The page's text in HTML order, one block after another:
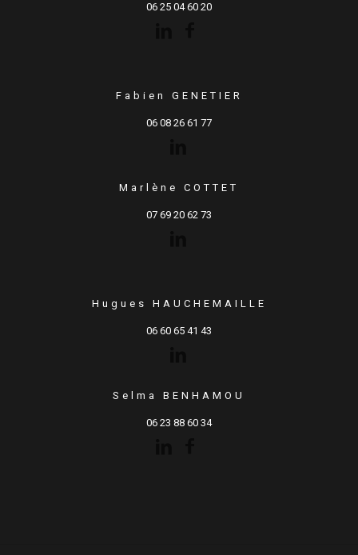
06 25 04 60 20
Fabien GENETIER
06 08 26 61 77
Marlène COTTET
07 69 20 62 73
Hugues HAUCHEMAILLE
06 60 65 41 43
Selma BENHAMOU
06 23 88 60 34